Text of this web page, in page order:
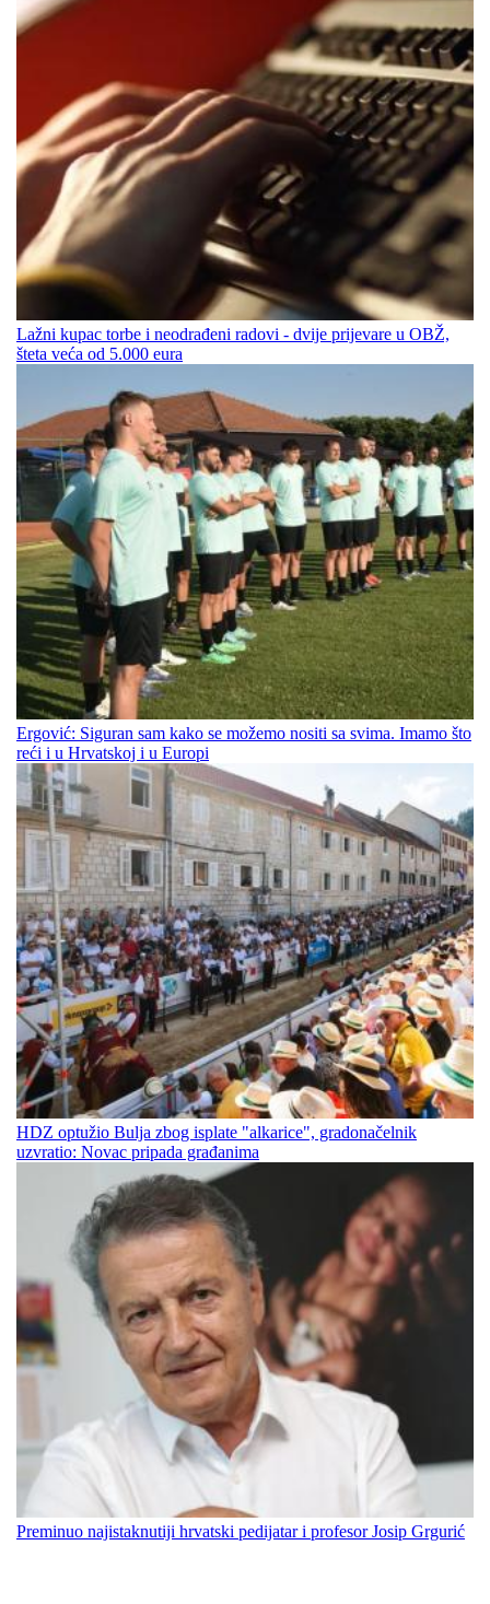
Lažni kupac torbe i neodrađeni radovi - dvije prijevare u OBŽ,
šteta veća od 5.000 eura
Ergović: Siguran sam kako se možemo nositi sa svima. Imamo što
reći i u Hrvatskoj i u Europi
HDZ optužio Bulja zbog isplate "alkarice", gradonačelnik
uzvratio: Novac pripada građanima
Preminuo najistaknutiji hrvatski pedijatar i profesor Josip Grgurić